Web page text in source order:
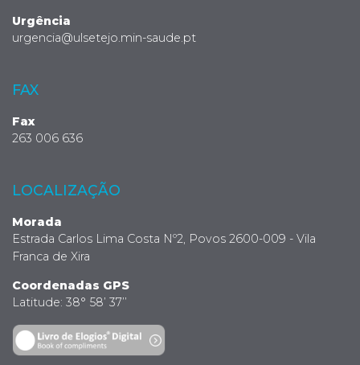
Urgência
urgencia@ulsetejo.min-saude.pt
FAX
Fax
263 006 636
LOCALIZAÇÃO
Morada
Estrada Carlos Lima Costa Nº2, Povos 2600-009 - Vila
Franca de Xira
Coordenadas GPS
Latitude: 38° 58’ 37’’